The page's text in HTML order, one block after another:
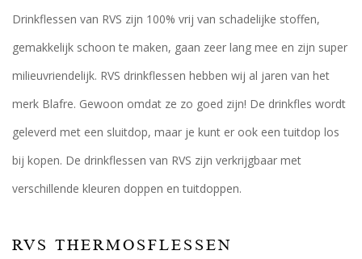
Drinkflessen van RVS zijn 100% vrij van schadelijke stoffen,
gemakkelijk schoon te maken, gaan zeer lang mee en zijn super
milieuvriendelijk. RVS drinkflessen hebben wij al jaren van het
merk Blafre. Gewoon omdat ze zo goed zijn! De drinkfles wordt
geleverd met een sluitdop, maar je kunt er ook een tuitdop los
bij kopen. De drinkflessen van RVS zijn verkrijgbaar met
verschillende kleuren doppen en tuitdoppen.
RVS THERMOSFLESSEN